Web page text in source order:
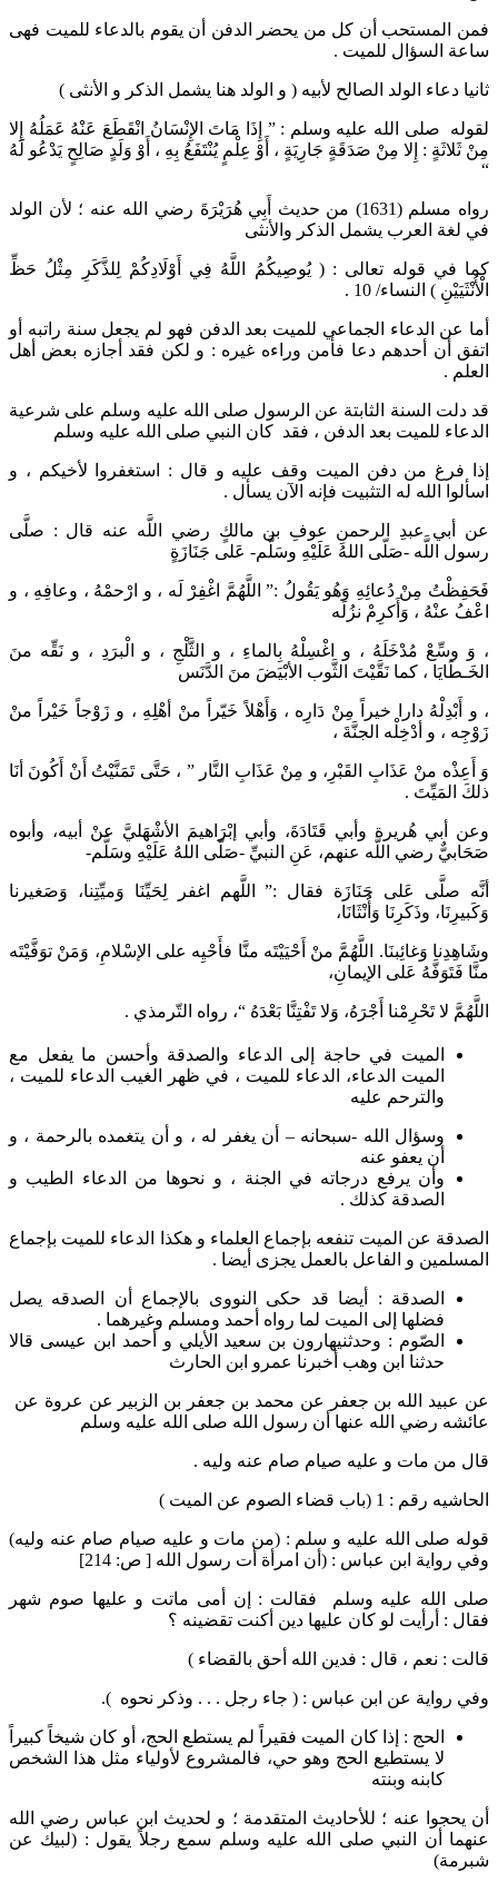
فمن المستحب أن كل من يحضر الدفن أن يقوم بالدعاء للميت فهى
ساعة السؤال للميت .
ثانيا دعاء الولد الصالح لأبيه ( و الولد هنا يشمل الذكر و الأنثى )
لقوله صلى الله عليه وسلم : ” إِذَا مَاتَ الإِنْسَانُ انْقَطَعَ عَنْهُ عَمَلُهُ إِلا
مِنْ ثَلاثَةٍ : إِلا مِنْ صَدَقَةٍ جَارِيَةٍ ، أَوْ عِلْمٍ يُنْتَفَعُ بِهِ ، أَوْ وَلَدٍ صَالِحٍ يَدْعُو لَهُ
“
رواه مسلم (1631) من حديث أَبِي هُرَيْرَةَ رضي الله عنه ؛ لأن الولد
في لغة العرب يشمل الذكر والأنثى
كما في قوله تعالى : ( يُوصِيكُمُ اللَّهُ فِي أَوْلَادِكُمْ لِلذَّكَرِ مِثْلُ حَظِّ
الْأُنْثَيَيْنِ ) النساء/ 10 .
أما عن الدعاء الجماعي للميت بعد الدفن فهو لم يجعل سنة راتبه أو
اتفق أن أحدهم دعا فأمن وراءه غيره : و لكن فقد أجازه بعض أهل
العلم .
قد دلت السنة الثابتة عن الرسول صلى الله عليه وسلم على شرعية
الدعاء للميت بعد الدفن ، فقد كان النبي صلى الله عليه وسلم
إذا فرغ من دفن الميت وقف عليه و قال : استغفروا لأخيكم ، و
اسألوا الله له التثبيت فإنه الآن يسأل .
عن أبي عبدِ الرحمنِ عوفِ بن مالكٍ رضي اللَّه عنه قال : صلَّى
رسول اللَّه -صَلّى اللهُ عَلَيْهِ وسَلَّم- عَلى جَنَازَةٍ
فَحَفِظْتُ مِنْ دُعائِهِ وَهُو يَقُولُ :” اللَّهُمَّ اغْفِرْ لَه ، و ارْحمْهُ ، وعافِهِ ، و
اعْفُ عنْهُ ، وَأَكرِمْ نزُلَه
، وَ وسِّعْ مُدْخَلَهُ ، و اغْسِلْهُ بِالماءِ ، و الثَّلْجِ ، و الْبرَدِ ، و نَقِّه منَ
الخَـطَايَا ، كما نَقَّيْتَ الثَّوب الأبْيَضَ منَ الدَّنَس
، و أَبْدِلْهُ دارا خيراً مِنْ دَارِه ، وَأَهْلاً خَيّراً منْ أهْلِهِ ، و زَوْجاً خَيْراً منْ
زَوْجِه ، و أدْخِلْه الجنَّةَ ،
وَ أَعِذْه منْ عَذَابِ القَبْرِ، و مِنْ عَذَابِ النَّار ” ، حَتَّى تَمَنَّيْتُ أَنْ أَكُونَ أنَا
ذلكَ المَيِّتَ .
وعن أبي هُريرة وأبي قَتَادَةَ، وأبي إبْرَاهيمَ الأشْهَليَّ عنْ أبيه، وأبوه
صَحَابيٌّ رضي اللَّه عنهم، عَنِ النبيِّ -صَلّى اللهُ عَلَيْهِ وسَلَّم-
أنَّه صلَّى عَلى جَنَازَة فقال :” اللَّهم اغفر لِحَيِّنَا وَميِّتِنا، وَصَغيرنا
وَكَبيرِنَا، وذَكَرِنَا وَأُنْثَانَا،
وشَاهِدِنا وَغائِبنَا. اللَّهُمَّ منْ أَحْيَيْتَه منَّا فأَحْيِه على الإسْلامِ، وَمَنْ توَفَّيْتَه
منَّا فَتَوَفَّهُ عَلى الإيمانِ،
اللَّهُمَّ لا تَحْرِمْنا أَجْرَهُ، وَلا تَفْتِنَّا بَعْدَهُ “، رواه التّرمذي .
الميت في حاجة إلى الدعاء والصدقة وأحسن ما يفعل مع
الميت الدعاء، الدعاء للميت ، في ظهر الغيب الدعاء للميت ،
والترحم عليه
وسؤال الله -سبحانه – أن يغفر له ، و أن يتغمده بالرحمة ، و
أن يعفو عنه
وأن يرفع درجاته في الجنة ، و نحوها من الدعاء الطيب و
الصدقة كذلك .
الصدقة عن الميت تنفعه بإجماع العلماء و هكذا الدعاء للميت بإجماع
المسلمين و الفاعل بالعمل يجزى أيضا .
الصدقة : أيضا قد حكى النووى بالإجماع أن الصدقه يصل
فضلها إلى الميت لما رواه أحمد ومسلم وغيرهما .
الصّوم : وحدثنيهارون بن سعيد الأيلي و أحمد ابن عيسى قالا
حدثنا ابن وهب أخبرنا عمرو ابن الحارث
عن عبيد الله بن جعفر عن محمد بن جعفر بن الزبير عن عروة عن
عائشه رضي الله عنها أن رسول الله صلى الله عليه وسلم
قال من مات و عليه صيام صام عنه وليه .
الحاشيه رقم : 1 (باب قضاء الصوم عن الميت )
قوله صلى الله عليه و سلم : (من مات و عليه صيام صام عنه وليه)
وفي رواية ابن عباس : (أن امرأة أت رسول الله [ ص: 214]
صلى الله عليه وسلم فقالت : إن أمى ماتت و عليها صوم شهر
فقال : أرأيت لو كان عليها دين أكنت تقضينه ؟
قالت : نعم ، قال : فدين الله أحق بالقضاء )
وفي رواية عن ابن عباس : ( جاء رجل . . . وذكر نحوه ).
الحج : إذا كان الميت فقيراً لم يستطع الحج، أو كان شيخاً كبيراً
لا يستطيع الحج وهو حي، فالمشروع لأولياء مثل هذا الشخص
كابنه وبنته
أن يحجوا عنه ؛ للأحاديث المتقدمة ؛ و لحديث ابن عباس رضي الله
عنهما أن النبي صلى الله عليه وسلم سمع رجلاً يقول : (لبيك عن
شبرمة)